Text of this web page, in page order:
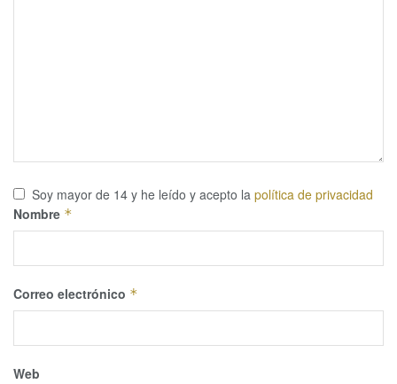
Soy mayor de 14 y he leído y acepto la política de privacidad
Nombre *
Correo electrónico *
Web